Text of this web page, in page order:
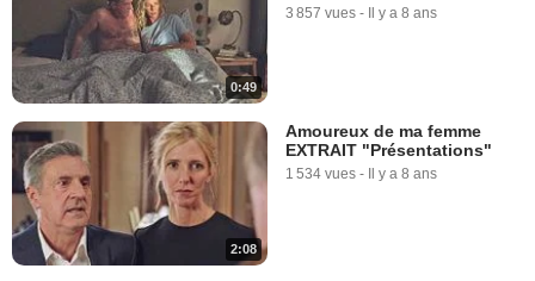
0:49
3 857 vues - Il y a 8 ans
2:08
Amoureux de ma femme
EXTRAIT "Présentations"
1 534 vues - Il y a 8 ans